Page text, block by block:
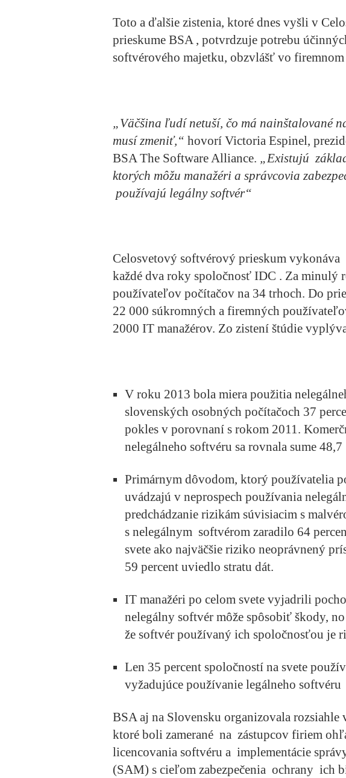
Toto a ďalšie zistenia, ktoré dnes vyšli v
prieskume BSA , potvrdzuje potrebu
softvérového majetku, obzvlášť vo
„Väčšina ľudí netuší, čo má nainštalované
musí zmeniť,“ hovorí Victoria Espinel,
BSA The Software Alliance. „Existujú
ktorých môžu manažéri a správcovia
používajú legálny softvér“
Celosvetový softvérový prieskum
každé dva roky spoločnosť IDC . Za minulý
používateľov počítačov na 34 trhoch. Do
22 000 súkromných a firemných
2000 IT manažérov. Zo zistení štúdie
V roku 2013 bola miera použitia
slovenských osobných počítačoch 37
pokles v porovnaní s rokom 2011.
nelegálneho softvéru sa rovnala sume
Primárnym dôvodom, ktorý používatelia
uvádzajú v neprospech používania
predchádzanie rizikám súvisiacim s
s nelegálnym softvérom zaradilo 64
svete ako najväčšie riziko neoprávnený
59 percent uviedlo stratu dát.
IT manažéri po celom svete vyjadrili
nelegálny softvér môže spôsobiť škody,
že softvér používaný ich spoločnosťou je
Len 35 percent spoločností na svete
vyžadujúce používanie legálneho softvéru
BSA aj na Slovensku organizovala rozsiahle
ktoré boli zamerané na zástupcov firiem
licencovania softvéru a implementácie
(SAM) s cieľom zabezpečenia ochrany ich